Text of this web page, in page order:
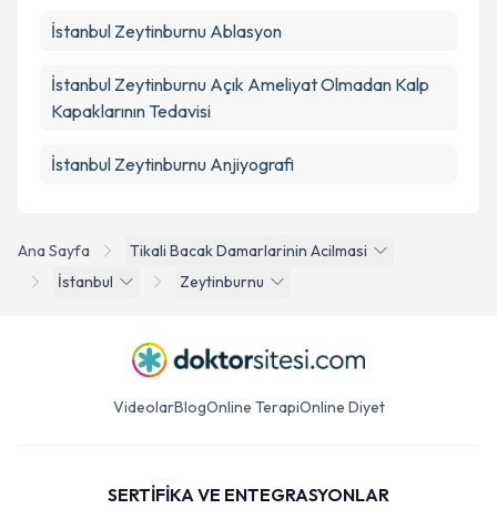
Ana Sayfa
Tikali Bacak Damarlarinin Acilmasi
İstanbul
Zeytinburnu
İstanbul Zeytinburnu Ablasyon
İstanbul Zeytinburnu Açık Ameliyat Olmadan Kalp
Kapaklarının Tedavisi
İstanbul Zeytinburnu Anjiyografi
VideolarBlogOnline TerapiOnline Diyet
SERTİFİKA VE ENTEGRASYONLAR